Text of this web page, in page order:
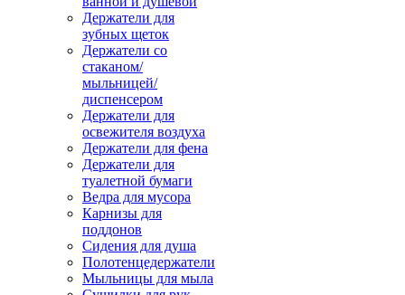
Держатели для
зубных щеток
Держатели со
стаканом/
мыльницей/
диспенсером
Держатели для
освежителя воздуха
Держатели для фена
Держатели для
туалетной бумаги
Ведра для мусора
Карнизы для
поддонов
Сидения для душа
Полотенцедержатели
Мыльницы для мыла